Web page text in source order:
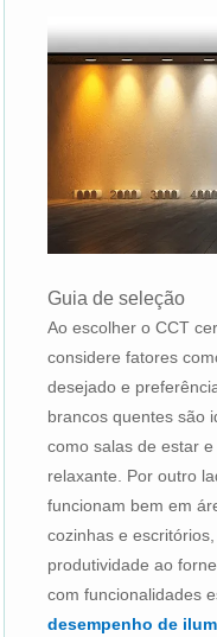
Guia de seleção
Ao escolher o CCT
considere fatores
desejado e
brancos quentes são
como salas de estar
relaxante. Por outro
funcionam bem em
cozinhas e
produtividade ao
com funcionalidades
desempenho de